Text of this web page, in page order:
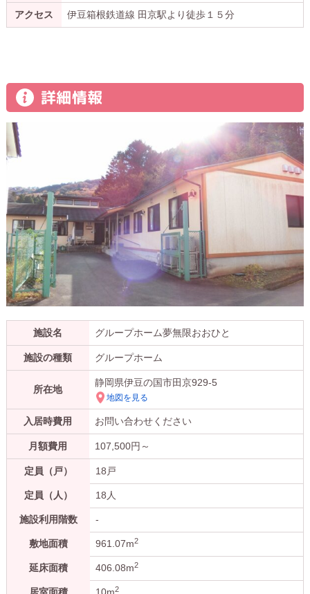
アクセス 伊豆箱根鉄道線 田京駅より徒歩１５分
詳細情報
施設名 グループホーム夢無限おおひと
施設の種類 グループホーム
所在地
静岡県伊豆の国市田京929-5
地図を見る
入居時費用 お問い合わせください
月額費用 107,500円～
定員（戸） 18戸
定員（人） 18人
施設利用階数 -
敷地面積 961.07m2
延床面積 406.08m2
2